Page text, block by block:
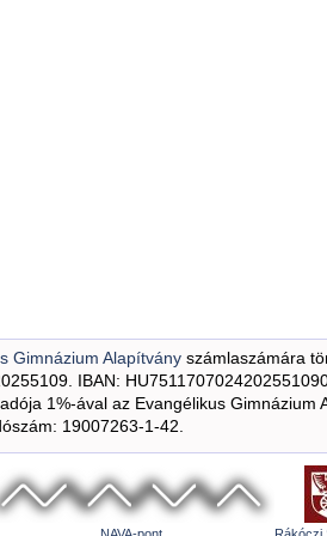
Gimnázium Alapítványszámlaszámára
IBAN:
1%-ával az Evangélikus Gimnázium
19007263-1-42.